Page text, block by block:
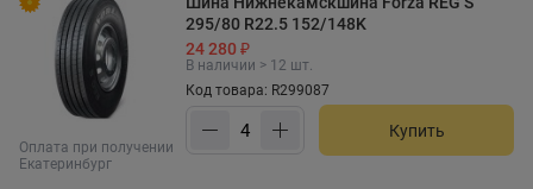
Оплата при получении
Екатеринбург
295/80 R22.5 152/148K
24 280 ₽
В наличии > 12 шт.
Код товара: R299087
Купить